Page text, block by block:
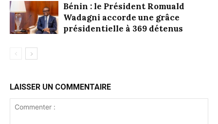
Bénin : le Président Romuald
Wadagni accorde une grâce
présidentielle à 369 détenus
LAISSER UN COMMENTAIRE